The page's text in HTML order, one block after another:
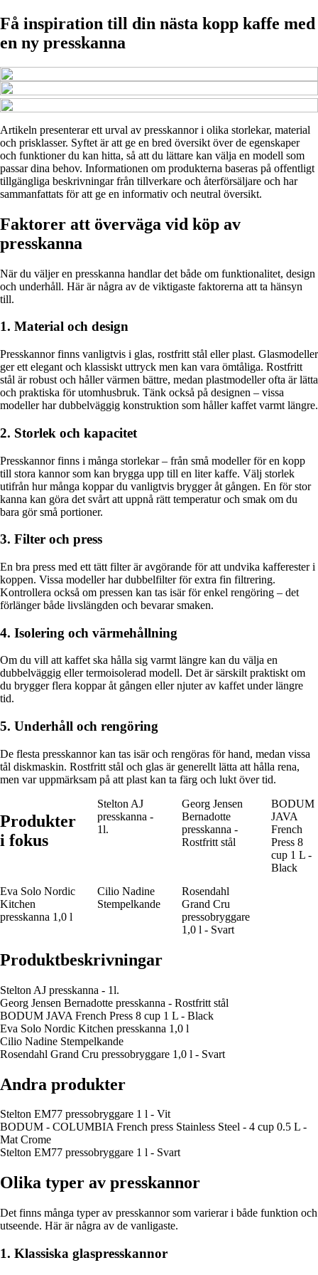
Få inspiration till din nästa kopp kaffe med
en ny presskanna
Artikeln presenterar ett urval av presskannor i olika storlekar, material
och prisklasser. Syftet är att ge en bred översikt över de egenskaper
och funktioner du kan hitta, så att du lättare kan välja en modell som
passar dina behov. Informationen om produkterna baseras på offentligt
tillgängliga beskrivningar från tillverkare och återförsäljare och har
sammanfattats för att ge en informativ och neutral översikt.
Faktorer att överväga vid köp av
presskanna
När du väljer en presskanna handlar det både om funktionalitet, design
och underhåll. Här är några av de viktigaste faktorerna att ta hänsyn
till.
1. Material och design
Presskannor finns vanligtvis i glas, rostfritt stål eller plast. Glasmodeller
ger ett elegant och klassiskt uttryck men kan vara ömtåliga. Rostfritt
stål är robust och håller värmen bättre, medan plastmodeller ofta är lätta
och praktiska för utomhusbruk. Tänk också på designen – vissa
modeller har dubbelväggig konstruktion som håller kaffet varmt längre.
2. Storlek och kapacitet
Presskannor finns i många storlekar – från små modeller för en kopp
till stora kannor som kan brygga upp till en liter kaffe. Välj storlek
utifrån hur många koppar du vanligtvis brygger åt gången. En för stor
kanna kan göra det svårt att uppnå rätt temperatur och smak om du
bara gör små portioner.
3. Filter och press
En bra press med ett tätt filter är avgörande för att undvika kafferester i
koppen. Vissa modeller har dubbelfilter för extra fin filtrering.
Kontrollera också om pressen kan tas isär för enkel rengöring – det
förlänger både livslängden och bevarar smaken.
4. Isolering och värmehållning
Om du vill att kaffet ska hålla sig varmt längre kan du välja en
dubbelväggig eller termoisolerad modell. Det är särskilt praktiskt om
du brygger flera koppar åt gången eller njuter av kaffet under längre
tid.
5. Underhåll och rengöring
De flesta presskannor kan tas isär och rengöras för hand, medan vissa
tål diskmaskin. Rostfritt stål och glas är generellt lätta att hålla rena,
men var uppmärksam på att plast kan ta färg och lukt över tid.
Produkter
i fokus
Stelton AJ
presskanna -
1l.
Georg Jensen
Bernadotte
presskanna -
Rostfritt stål
BODUM
JAVA
French
Press 8
cup 1 L -
Black
Eva Solo Nordic
Kitchen
presskanna 1,0 l
Cilio Nadine
Stempelkande
Rosendahl
Grand Cru
pressobryggare
1,0 l - Svart
Produktbeskrivningar
Stelton AJ presskanna - 1l.
Georg Jensen Bernadotte presskanna - Rostfritt stål
BODUM JAVA French Press 8 cup 1 L - Black
Eva Solo Nordic Kitchen presskanna 1,0 l
Cilio Nadine Stempelkande
Rosendahl Grand Cru pressobryggare 1,0 l - Svart
Andra produkter
Stelton EM77 pressobryggare 1 l - Vit
BODUM - COLUMBIA French press Stainless Steel - 4 cup 0.5 L -
Mat Crome
Stelton EM77 pressobryggare 1 l - Svart
Olika typer av presskannor
Det finns många typer av presskannor som varierar i både funktion och
utseende. Här är några av de vanligaste.
1. Klassiska glaspresskannor